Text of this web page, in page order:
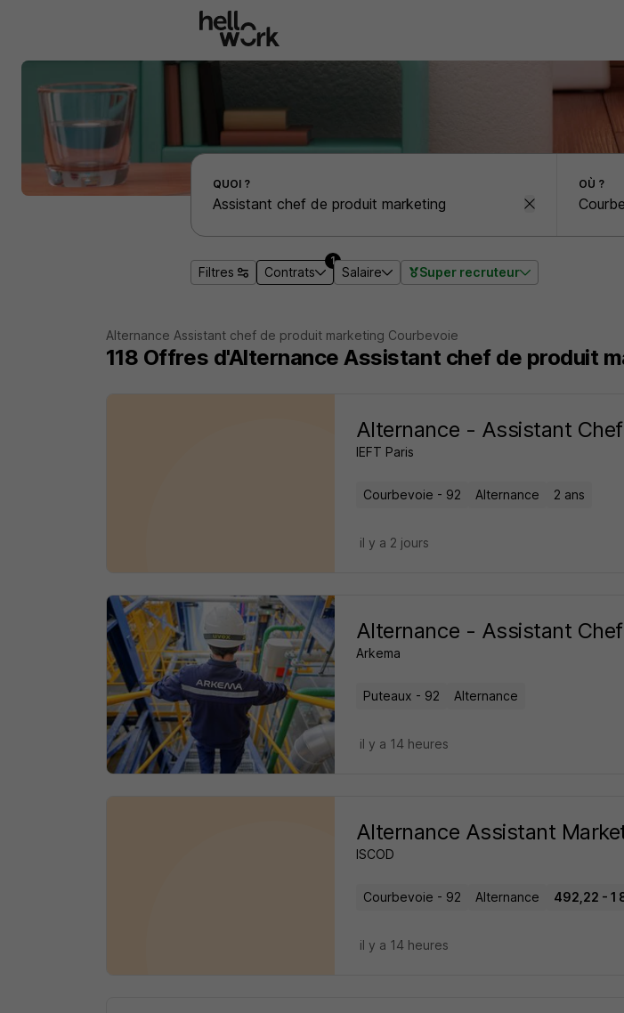
Effectuer une recherche d'emploi par localité
QUOI ? OÙ ?
Filtres Contrats
1
Salaire Super recruteur
Alternance Assistant chef de produit marketing Courbevoie
118 Offres d'Alternance Assistant chef de produit
Alternance - Assistant
IEFT Paris
Courbevoie - 92 Alternance 2 ans
il y a 2 jours
Alternance - Assistant
Arkema
Puteaux - 92 Alternance
il y a 14 heures
Alternance Assistant
ISCOD
Courbevoie - 92 Alternance 492,22 - 1
il y a 14 heures